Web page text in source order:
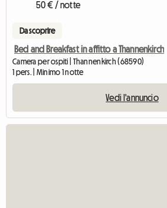
50 € / notte
Da scoprire
Bed and Breakfast in affitto a Thannenkirch
Camera per ospiti | Thannenkirch (68590)
1 pers. | Minimo 1 notte
Vedi l'annuncio